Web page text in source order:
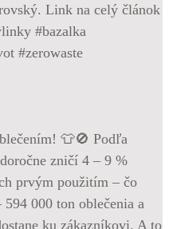
Link na celý článok
#bazalka
#zerowaste